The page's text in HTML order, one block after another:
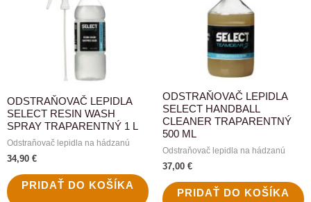
ODSTRAŇOVAČ LEPIDLA
SELECT RESIN WASH
SPRAY TRAPARENTNÝ 1 L
Odstraňovač lepidla na hádzanú
34,90 €
PRIDAŤ DO KOŠÍKA
ODSTRAŇOVAČ LEPIDLA
SELECT HANDBALL
CLEANER TRAPARENTNÝ
500 ML
Odstraňovač lepidla na hádzanú
37,00 €
PRIDAŤ DO KOŠÍKA